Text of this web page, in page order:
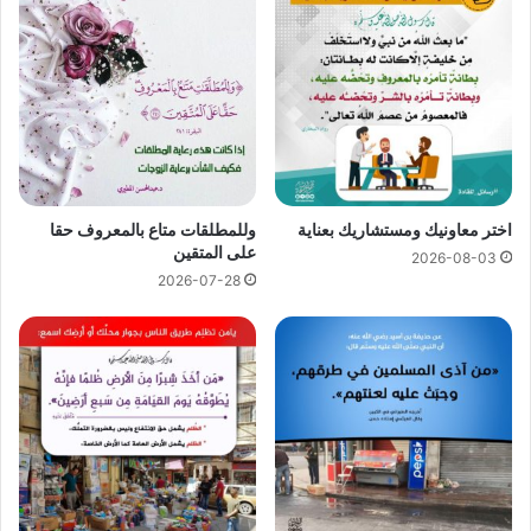
اختر معاونيك ومستشاريك بعناية
2026-08-03
وللمطلقات متاع بالمعروف حقا
على المتقين
2026-07-28